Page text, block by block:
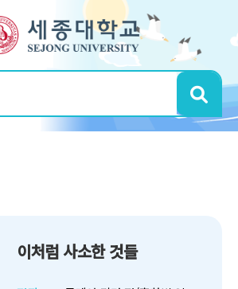
이처럼 사소한 것들